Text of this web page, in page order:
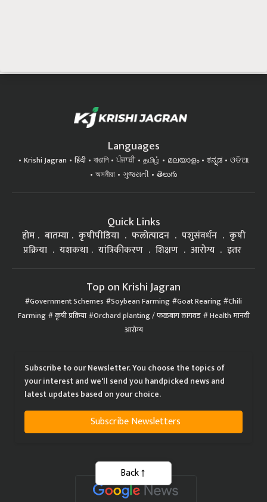
Languages
Krishi Jagran हिंदी বাঙালি ਪੰਜਾਬੀ தமிழ் മലയാളം ಕನ್ನಡ
ଓଡିଆ
অসমীয়া
ગુજરાતી తెలుగు
Quick Links
होम बातम्या कृषीपीडिया फलोत्पादन पशुसंवर्धन
कृषी
प्रक्रिया
यशकथा यांत्रिकीकरण शिक्षण आरोग्य इतर
Top on Krishi Jagran
Government Schemes Soybean Farming Goat Rearing Chili
Farming कृषी प्रक्रिया Orchard planting / फळबाग लागवड Health मानवी
आरोग्य
Subscribe to our Newsletter. You choose the topics of
your interest and we'll send you handpicked news and
latest updates based on your choice.
Subscribe Newsletters
Back